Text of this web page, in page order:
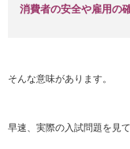
消費者の安全や雇用の
そんな意味があります。
早速、実際の入試問題を見